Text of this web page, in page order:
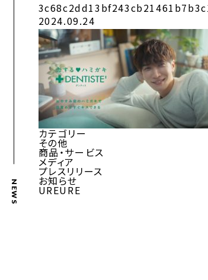
NEWS
2024.09.24
カテゴリー
その他
商品・サービス
メディア
プレスリリース
お知らせ
UREURE